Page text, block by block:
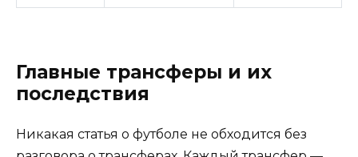
Главные трансферы и их
последствия
Никакая статья о футболе не обходится без